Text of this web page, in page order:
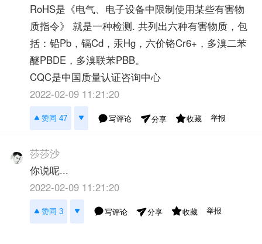
RoHS是《电气、电子设备中限制使用某些有害物
质指令》 就是一种检测. 共列出六种有害物质，包
括：铅Pb，镉Cd，汞Hg，六价铬Cr6+，多溴二苯
醚PBDE，多溴联苯PBB。
CQC是中国质量认证咨询中心
2022-02-09 11:21:20
赞同 47 写评论 分享 收藏 举报
莎莎沙
你说呢...
2022-02-09 11:21:20
赞同 3 写评论 分享 收藏 举报